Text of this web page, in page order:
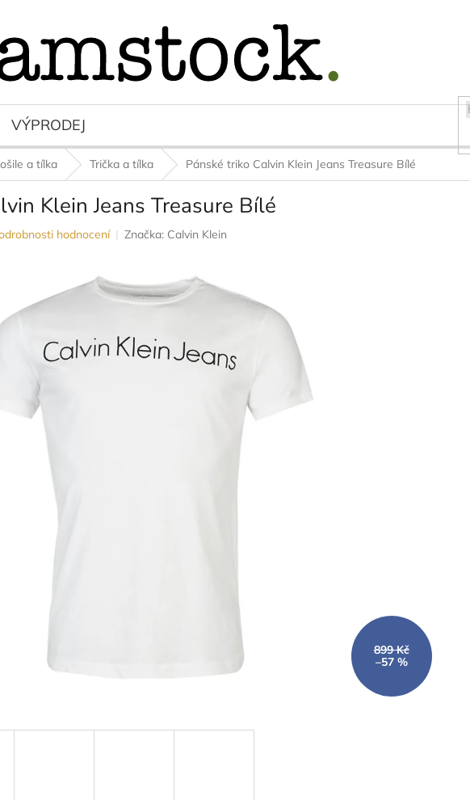
VÝPRODEJ
a tílka Trička a tílka Pánské triko Calvin Klein Jeans Treasure Bílé
Klein Jeans Treasure Bílé
hodnocení Značka: Calvin Klein
899 Kč
–57 %